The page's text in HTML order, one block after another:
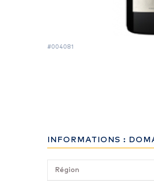
#004081
INFORMATIONS :
Région